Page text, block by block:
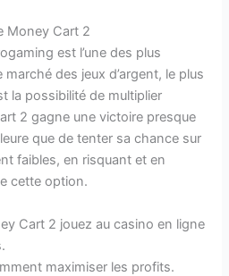
Money Cart 2
est l’une des plus
des jeux d’argent, le plus
la possibilité de multiplier
2 gagne une victoire presque
que de tenter sa chance sur
faibles, en risquant et en
cette option.
Cart 2 jouez au casino en ligne
maximiser les profits.